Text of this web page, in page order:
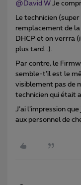
@David W Je
Le technicien
remplacement de la
DHCP et on verrra
plus tard...).
Par contre, le
semble-t’il est le
visiblement pas de
technicien qui était
J’ai l’impression
aux personnel de